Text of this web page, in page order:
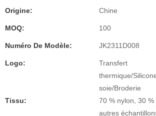
Origine: Chine
MOQ: 100
Numéro De Modèle: JK2311D008
Logo:
Transfert
thermique/
soie/Broderie
Tissu:
70 % nylon, 30
autres